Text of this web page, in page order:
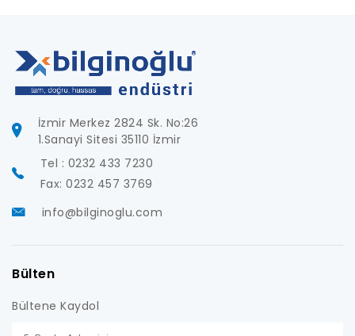
İzmir Merkez 2824 Sk. No:26
1.Sanayi Sitesi 35110 İzmir
Tel : 0232 433 7230
Fax: 0232 457 3769
info@bilginoglu.com
Bülten
Bültene Kaydol